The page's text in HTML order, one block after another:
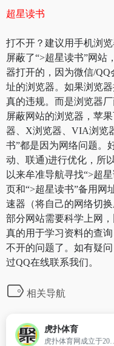
超星读书
打不开？建议用手机浏
屏蔽了“>超星读书”网站
器打开的，因为微信/
址的浏览器。如果浏览
真的违规。而是浏览器
屏蔽网站的浏览器，苹
器、X浏览器、VIA浏览
书”都是因为网络问题。
动、联通)进行优化，所
以来牟准导航寻找“>超
页和“>超星读书”备用网
速器（将自己的网络切
部分网站需要科学上网
真的用于学习资料的查
不开的问题了。如有疑
过QQ在线联系我们。
相关导航
虎扑体育
虎扑体育网成立于2003年,是目前中国最专业的全体育网站,专注于篮球、足球、网球、F1等各类体育赛事的